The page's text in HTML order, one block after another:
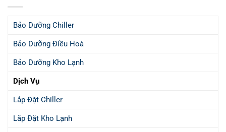
Bảo Dưỡng Chiller
Bảo Dưỡng Điều Hoà
Bảo Dưỡng Kho Lạnh
Dịch Vụ
Lắp Đặt Chiller
Lắp Đặt Kho Lạnh